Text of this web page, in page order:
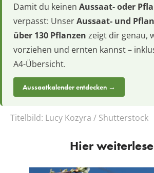
Damit du keinen Aussaat- oder
verpasst: UnserAussaat- und
über 130 Pflanzen zeigt dir genau,
vorziehen und ernten kannst –
A4-Übersicht.
Aussaatkalender entdecken →
Titelbild: Lucy Kozyra / Shutterstock
Hier